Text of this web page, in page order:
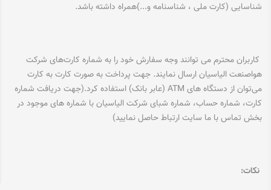
شناسایی (کارت ملی ، شناسنامه و...)همراه داشته باشد.
کاربران محترم می توانند وجه سفارش خود را به شماره کارت‌های شرکت
هواصنعت الیاسیان ارسال نمایند. جهت پرداخت به صورت کارت به کارت
می‌توان از دستگاه های ATM (عابر بانک) استفاده کرد.(جهت دریافت شماره
کارت، شماره حساب، شماره شبای شرکت الیاسیان با شماره های موجود در
بخش تماس با ما سایت ارتباط حاصل نمایید)
نکات: